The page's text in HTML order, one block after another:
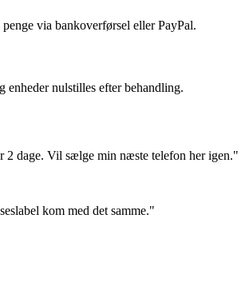
via bankoverførsel eller PayPal.
enheder nulstilles efter behandling.
2 dage. Vil sælge min næste telefon her igen."
kom med det samme."